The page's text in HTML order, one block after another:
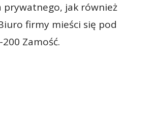
prywatnego, jak również
firmy mieści się pod
Zamość.